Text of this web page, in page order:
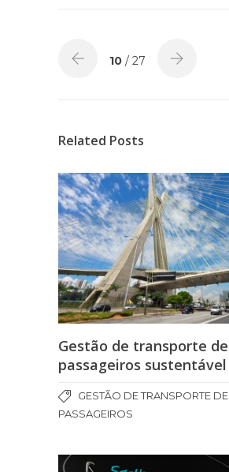
10 / 27
Related Posts
Gestão de transporte de
passageiros sustentável
GESTÃO DE TRANSPORTE DE
PASSAGEIROS